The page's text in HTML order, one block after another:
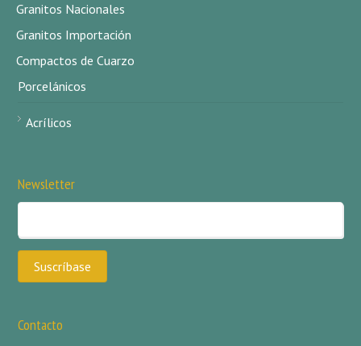
Granitos Nacionales
Granitos Importación
Compactos de Cuarzo
Porcelánicos
Acrílicos
Newsletter
Contacto